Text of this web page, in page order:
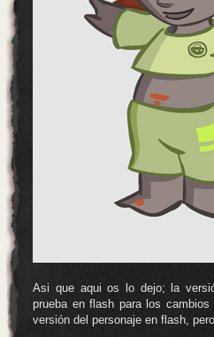
Asi que aqui os lo dejo; la
prueba en flash para los
versión del personaje en flash,